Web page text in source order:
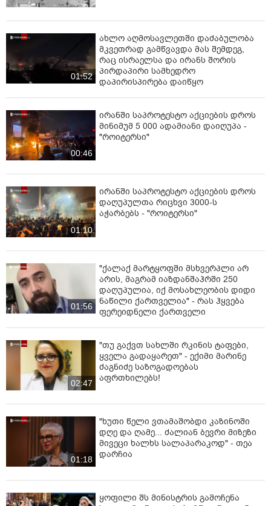
01:52
ახლო აღმოსავლეთში დაძაბულობა
მკვეთრად გამწვავდა მას შემდეგ,
რაც ისრაელსა და ირანს შორის
პირდაპირი სამხედრო
დაპირისპირება დაიწყო
00:46
ირანში საპროტესტო აქციების დროს
მინიმუმ 5 000 ადამიანი დაიღუპა -
"როიტერსი"
01:10
ირანში საპროტესტო აქციების დროს
დაღუპულთა რიცხვი 3000-ს
აჭარბებს - "როიტერსი"
01:56
"ქალაქ მარტყოფში მსხვერპლი არ
არის, მაგრამ იაზდანშაჰრში 250
დაღუპულია, იქ მოსახლეობის დიდი
ნაწილი ქართველია" - რას ჰყვება
ფერეიდნელი ქართველი
02:47
"თუ გაქვთ სახლში რკინის ტაფები,
ყველა გადაყარეთ" - ექიმი მარინე
ძაგნიძე საზოგადოებას
აფრთხილებს!
01:18
"ხუთი წელი ვთამაშობდი კაზინოში
დღე და ღამე... ძალიან ბევრი მიზეზი
მივეცი ხალხს სალაპარაკოდ" - თეა
დარჩია
ყოფილი შს მინისტრის გამოჩენა